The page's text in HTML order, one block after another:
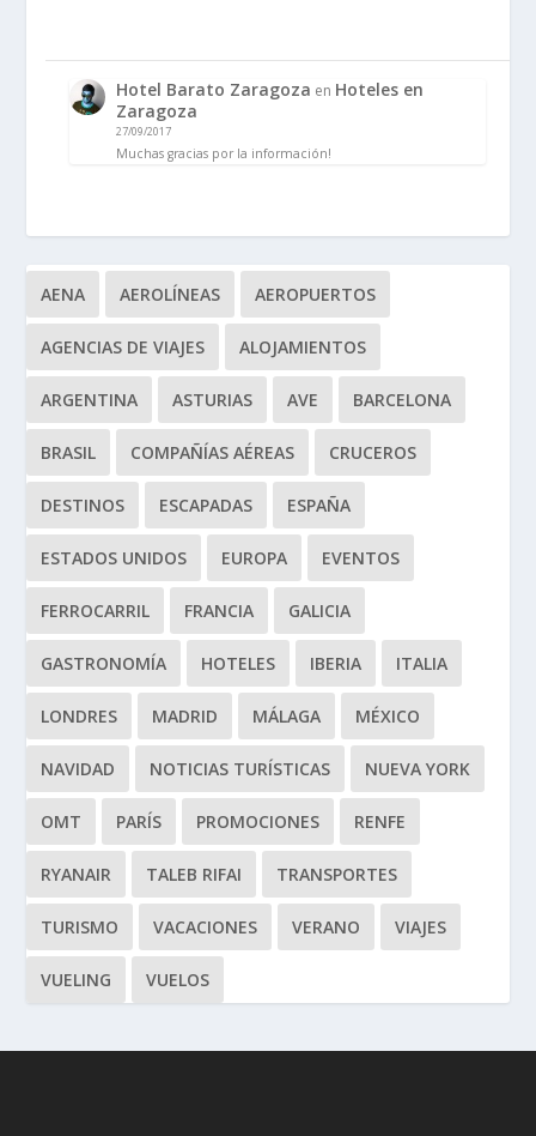
Hotel Barato Zaragoza en Hoteles en
Zaragoza
27/09/2017
Muchas gracias por la información!
AENA AEROLÍNEAS AEROPUERTOS
AGENCIAS DE VIAJES ALOJAMIENTOS
ARGENTINA ASTURIAS AVE BARCELONA
BRASIL COMPAÑÍAS AÉREAS CRUCEROS
DESTINOS ESCAPADAS ESPAÑA
ESTADOS UNIDOS EUROPA EVENTOS
FERROCARRIL FRANCIA GALICIA
GASTRONOMÍA HOTELES IBERIA ITALIA
LONDRES MADRID MÁLAGA MÉXICO
NAVIDAD NOTICIAS TURÍSTICAS NUEVA YORK
OMT PARÍS PROMOCIONES RENFE
RYANAIR TALEB RIFAI TRANSPORTES
TURISMO VACACIONES VERANO VIAJES
VUELING VUELOS